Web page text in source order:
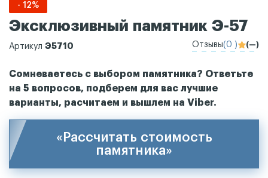
- 12%
Эксклюзивный памятник Э-57
Артикул Э5710 Отзывы(0 ) (—)
Сомневаетесь с выбором памятника? Ответьте
на 5 вопросов, подберем для вас лучшие
варианты, расчитаем и вышлем на Viber.
«Рассчитать стоимость
памятника»